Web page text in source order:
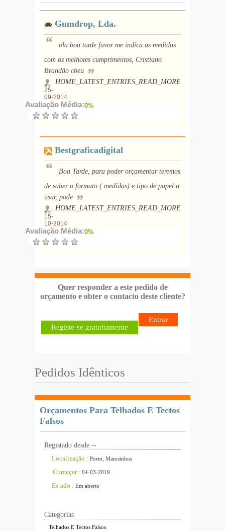
Gumdrop, Lda.
ola boa tarde favor me indica as medidas
com os melhores cumprimentos, Cristiano
Brandão cbeu
HOME_LATEST_ENTRIES_READ_MORE
25-
09-2014
Avaliação Média:0%
Bestgraficadigital
Boa Tarde, para poder orçamentar teremos
de saber o formato ( medidas) e tipo de papel a
usar, pode
HOME_LATEST_ENTRIES_READ_MORE
15-
10-2014
Avaliação Média:0%
Quer responder a este pedido de
orçamento e obter o contacto deste cliente?
Entrar
Registe-se gratuitamente
Pedidos Idênticos
Orçamentos Para Telhados E Tectos
Falsos
Registado desde --
Localização : Porto, Matosinhos
Começar : 04-03-2019
Estado : Em aberto
Categorias
Telhados E Tectos Falsos